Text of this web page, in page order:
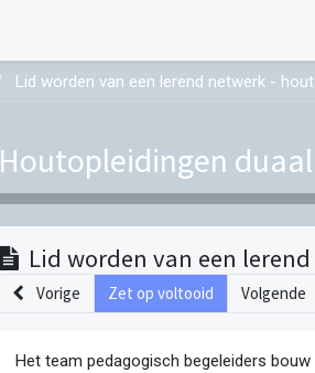
Lid worden van een lerend netwerk -
Houtopleidingen duaal
Lid worden van een
Vorige Zet op voltooid Volgende
Het team pedagogisch begeleiders